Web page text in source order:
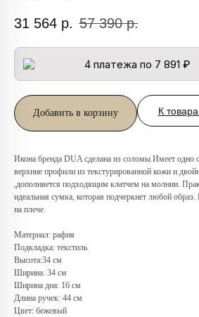
31 564 р. 57 390 р.
4 платежа по 7 891 ₽
Добавить в корзину К
Икона бренда DUA сделана из соломы.Имеет одно
верхние профили из текстурированной кожи и
,дополняется подходящим клатчем на молнии.
идеальная сумка, которая подчеркнет любой
на плече.
Материал: рафия
Подкладка: текстиль
Высота:34 см
Ширина: 34 см
Ширина дна: 16 см
Длина ручек: 44 см
Цвет: бежевый
Любую вещь можно
примерить в нашем бутике
в ТРЦ «Афимолл»
Адрес:Москва, Пресненская наб.,
д.2, ТРЦ «Афимолл», 1 этаж